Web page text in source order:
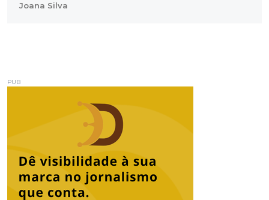
Joana Silva
PUB